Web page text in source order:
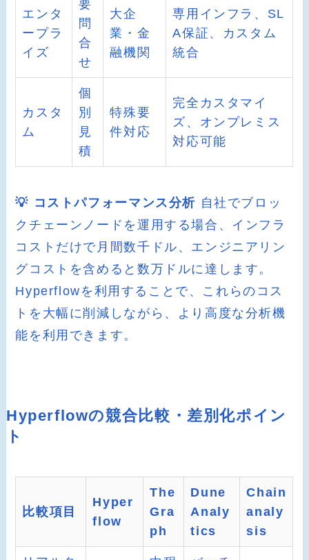
エンタ
ープラ
イズ
要
問
合
せ
大企
業・金
融機関
専用インフラ、SL
A保証、カスタム
統合
カスタ
ム
個
別
見
積
特殊要
件対応
完全カスタマイ
ズ、オンプレミス
対応可能
💡 コストパフォーマンス分析 自社でブロッ
クチェーンノードを運用する場合、インフラ
コストだけで月間数千ドル、エンジニアリン
グコストを含めると数万ドルに達します。
Hyperflowを利用することで、これらのコス
トを大幅に削減しながら、より高度な分析機
能を利用できます。
Hyperflowの競合比較・差別化ポイン
ト
比較項目
Hyper
flow
The
Gra
ph
Dune
Analy
tics
Chain
analy
sis